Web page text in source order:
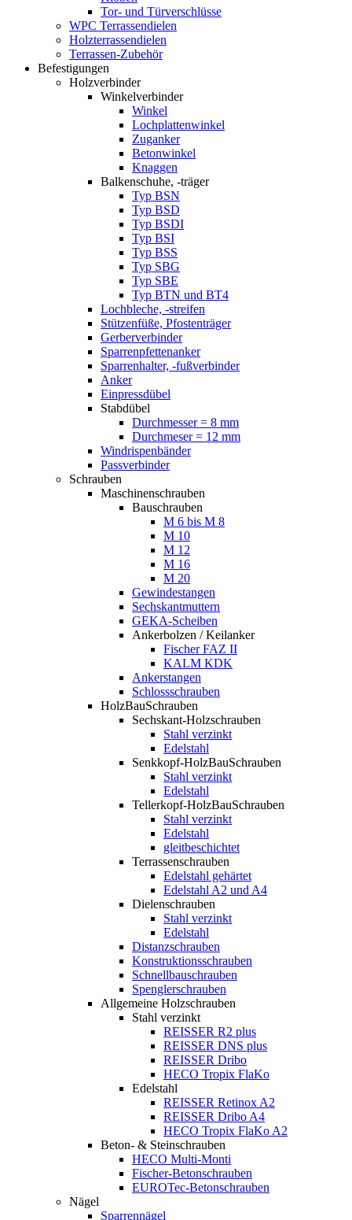
Tor- und Türverschlüsse
WPC Terrassendielen
Holzterrassendielen
Terrassen-Zubehör
Befestigungen
Holzverbinder
Winkelverbinder
Winkel
Lochplattenwinkel
Zuganker
Betonwinkel
Knaggen
Balkenschuhe, -träger
Typ BSN
Typ BSD
Typ BSDI
Typ BSI
Typ BSS
Typ SBG
Typ SBE
Typ BTN und BT4
Lochbleche, -streifen
Stützenfüße, Pfostenträger
Gerberverbinder
Sparrenpfettenanker
Sparrenhalter, -fußverbinder
Anker
Einpressdübel
Stabdübel
Durchmesser = 8 mm
Durchmeser = 12 mm
Windrispenbänder
Passverbinder
Schrauben
Maschinenschrauben
Bauschrauben
M 6 bis M 8
M 10
M 12
M 16
M 20
Gewindestangen
Sechskantmuttern
GEKA-Scheiben
Ankerbolzen / Keilanker
Fischer FAZ II
KALM KDK
Ankerstangen
Schlossschrauben
HolzBauSchrauben
Sechskant-Holzschrauben
Stahl verzinkt
Edelstahl
Senkkopf-HolzBauSchrauben
Stahl verzinkt
Edelstahl
Tellerkopf-HolzBauSchrauben
Stahl verzinkt
Edelstahl
gleitbeschichtet
Terrassenschrauben
Edelstahl gehärtet
Edelstahl A2 und A4
Dielenschrauben
Stahl verzinkt
Edelstahl
Distanzschrauben
Konstruktionsschrauben
Schnellbauschrauben
Spenglerschrauben
Allgemeine Holzschrauben
Stahl verzinkt
REISSER R2 plus
REISSER DNS plus
REISSER Dribo
HECO Tropix FlaKo
Edelstahl
REISSER Retinox A2
REISSER Dribo A4
HECO Tropix FlaKo A2
Beton- & Steinschrauben
HECO Multi-Monti
Fischer-Betonschrauben
EUROTec-Betonschrauben
Nägel
Sparrennägel